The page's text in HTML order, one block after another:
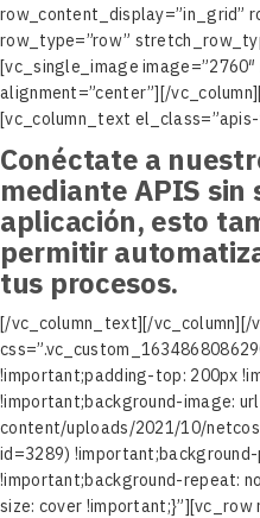
row_content_display=”in_grid”
row_type=”row”
[vc_single_image image=”2760″
alignment=”center”][/
[vc_column_text
Conéctate a
medianteAPIS sin
aplicación, esto
permitir
tus procesos.
[/vc_column_text][/
!important;padding-top: 200px
!important;background-image:
content/uploads/2021/10/
id=3289)
!important;background-repeat:
size: cover